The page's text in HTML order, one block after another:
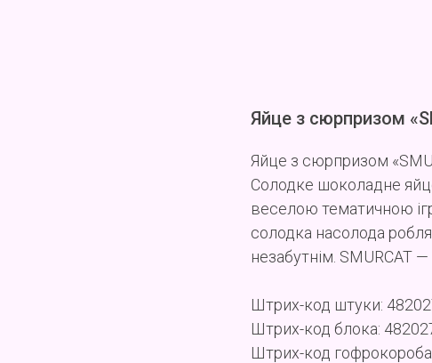
Яйце з сюрпризом
Яйце з сюрпризом
Солодке шоколадне
веселою тематичною
солодка насолода
незабутнім. SMURCAT
Штрих-код штуки:
Штрих-код блока:
Штрих-код